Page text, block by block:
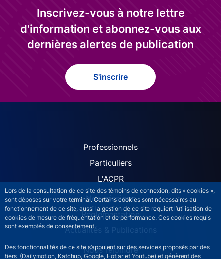
Lors de la consultation de ce site des témoins de connexion, dits « cookies »,
sont déposés sur votre terminal. Certains cookies sont nécessaires au
fonctionnement de ce site, aussi la gestion de ce site requiert l’utilisation de
cookies de mesure de fréquentation et de performance. Ces cookies requis
sont exemptés de consentement.
Des fonctionnalités de ce site s’appuient sur des services proposés par des
tiers (Dailymotion, Katchup, Google, Hotjar et Youtube) et génèrent des
Inscrivez-vous à notre lettre
d'information et abonnez-vous aux
dernières alertes de publication
S'inscrire
ACPR site navigation
Professionnels
Particuliers
L'ACPR
Nos missions
Réglementation
Actualités & Publications
Nous rejoindre